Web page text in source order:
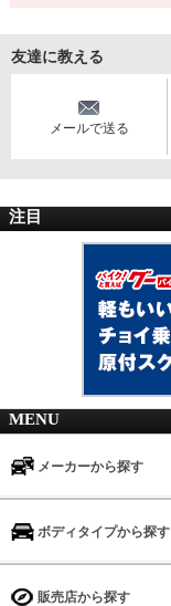
友達に教える
メールで送る
注目
MENU
メーカーから探す
ボディタイプから探す
販売店から探す